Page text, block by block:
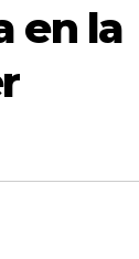
en la